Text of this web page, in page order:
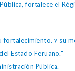
fortalece el
fortalecimiento, y su
Estado Peruano."
Pública.